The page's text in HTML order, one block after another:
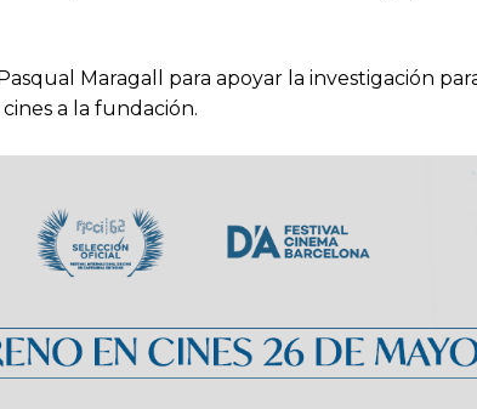
Maragall para apoyar la investigación
a la fundación.